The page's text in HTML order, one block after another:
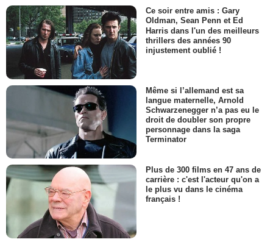
Ce soir entre amis : Gary
Oldman, Sean Penn et Ed
Harris dans l'un des meilleurs
thrillers des années 90
injustement oublié !
Même si l’allemand est sa
langue maternelle, Arnold
Schwarzenegger n’a pas eu le
droit de doubler son propre
personnage dans la saga
Terminator
Plus de 300 films en 47 ans de
carrière : c'est l'acteur qu'on a
le plus vu dans le cinéma
français !